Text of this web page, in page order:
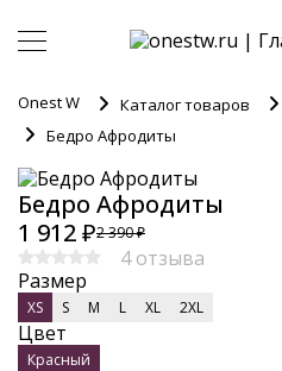
Onest W Каталог товаров
Бедро Афродиты
Бедро Афродиты
1 912 ₽2 390 ₽
4 отзыва
Размер
XS S M L XL 2XL
Цвет
Красный